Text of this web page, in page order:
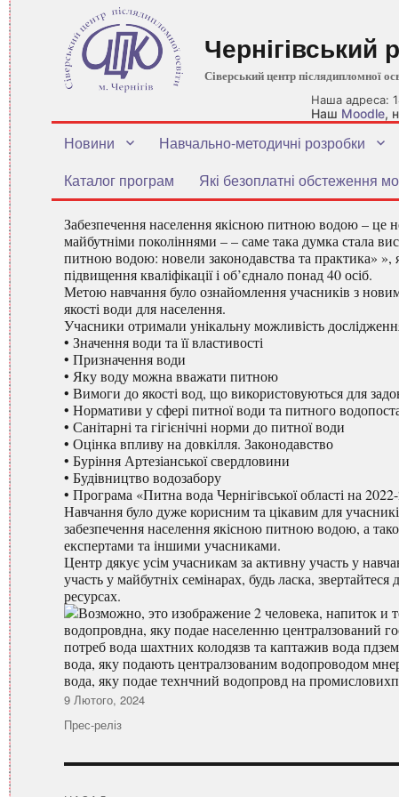
Наша адреса:
Наш Moodle,
Чернігівський
Сіверський центр післядипломної
Новини Навчально-методичні розробки
Каталог програм
Які безоплатні обстеження
Забезпечення населення якісною питною водою – це
майбутніми поколіннями – – саме така думка стала
питною водою: новели законодавства та практика» »,
підвищення кваліфікації і об’єднало понад 40 осіб.
Метою навчання було ознайомлення учасників з
якості води для населення.
Учасники отримали унікальну можливість
• Значення води та її властивості
• Призначення води
• Яку воду можна вважати питною
• Вимоги до якості вод, що використовуються для
• Нормативи у сфері питної води та питного
• Санітарні та гігієнічні норми до питної води
• Оцінка впливу на довкілля. Законодавство
• Буріння Артезіанської свердловини
• Будівництво водозабору
• Програма «Питна вода Чернігівської області на
Навчання було дуже корисним та цікавим для
забезпечення населення якісною питною водою, а
експертами та іншими учасниками.
Центр дякує усім учасникам за активну участь у
участь у майбутніх семінарах, будь ласка,
ресурсах.
Оприлюднено
9 Лютого, 2024
Категорії
Прес-реліз